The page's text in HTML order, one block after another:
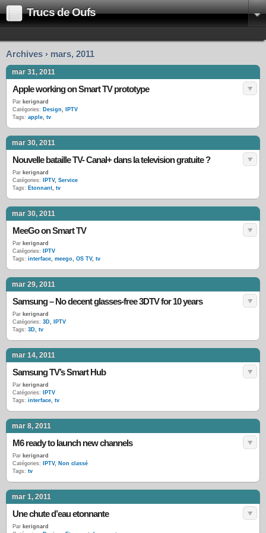
Trucs de Oufs
Archives › mars, 2011
mar 31, 2011
Apple working on Smart TV prototype
Par kerignard
Catégories: Design,
IPTV
Tags: apple, tv
mar 30, 2011
Nouvelle bataille TV- Canal+ dans la television gratuite ?
Par kerignard
Catégories:
IPTV, Service
Tags: Etonnant, tv
mar 30, 2011
MeeGo on Smart TV
Par kerignard
Catégories:
IPTV
Tags: interface, meego, OS TV, tv
mar 29, 2011
Samsung – No decent glasses-free 3DTV for 10 years
Par kerignard
Catégories: 3D,
IPTV
Tags: 3D, tv
mar 14, 2011
Samsung TV’s Smart Hub
Par kerignard
Catégories:
IPTV
Tags: interface, tv
mar 8, 2011
M6 ready to launch new channels
Par kerignard
Catégories:
IPTV, Non classé
Tags: tv
mar 1, 2011
Une chute d’eau etonnante
Par kerignard